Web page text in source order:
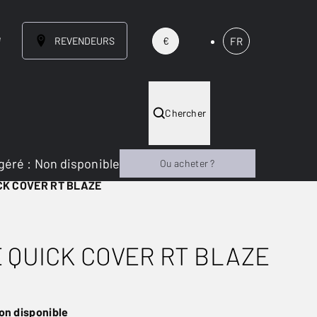
REVENDEURS € FR
Chercher
COVER RT BLAZE
COVER RT BLAZE
disponible
: Non disponible Ou acheter ?